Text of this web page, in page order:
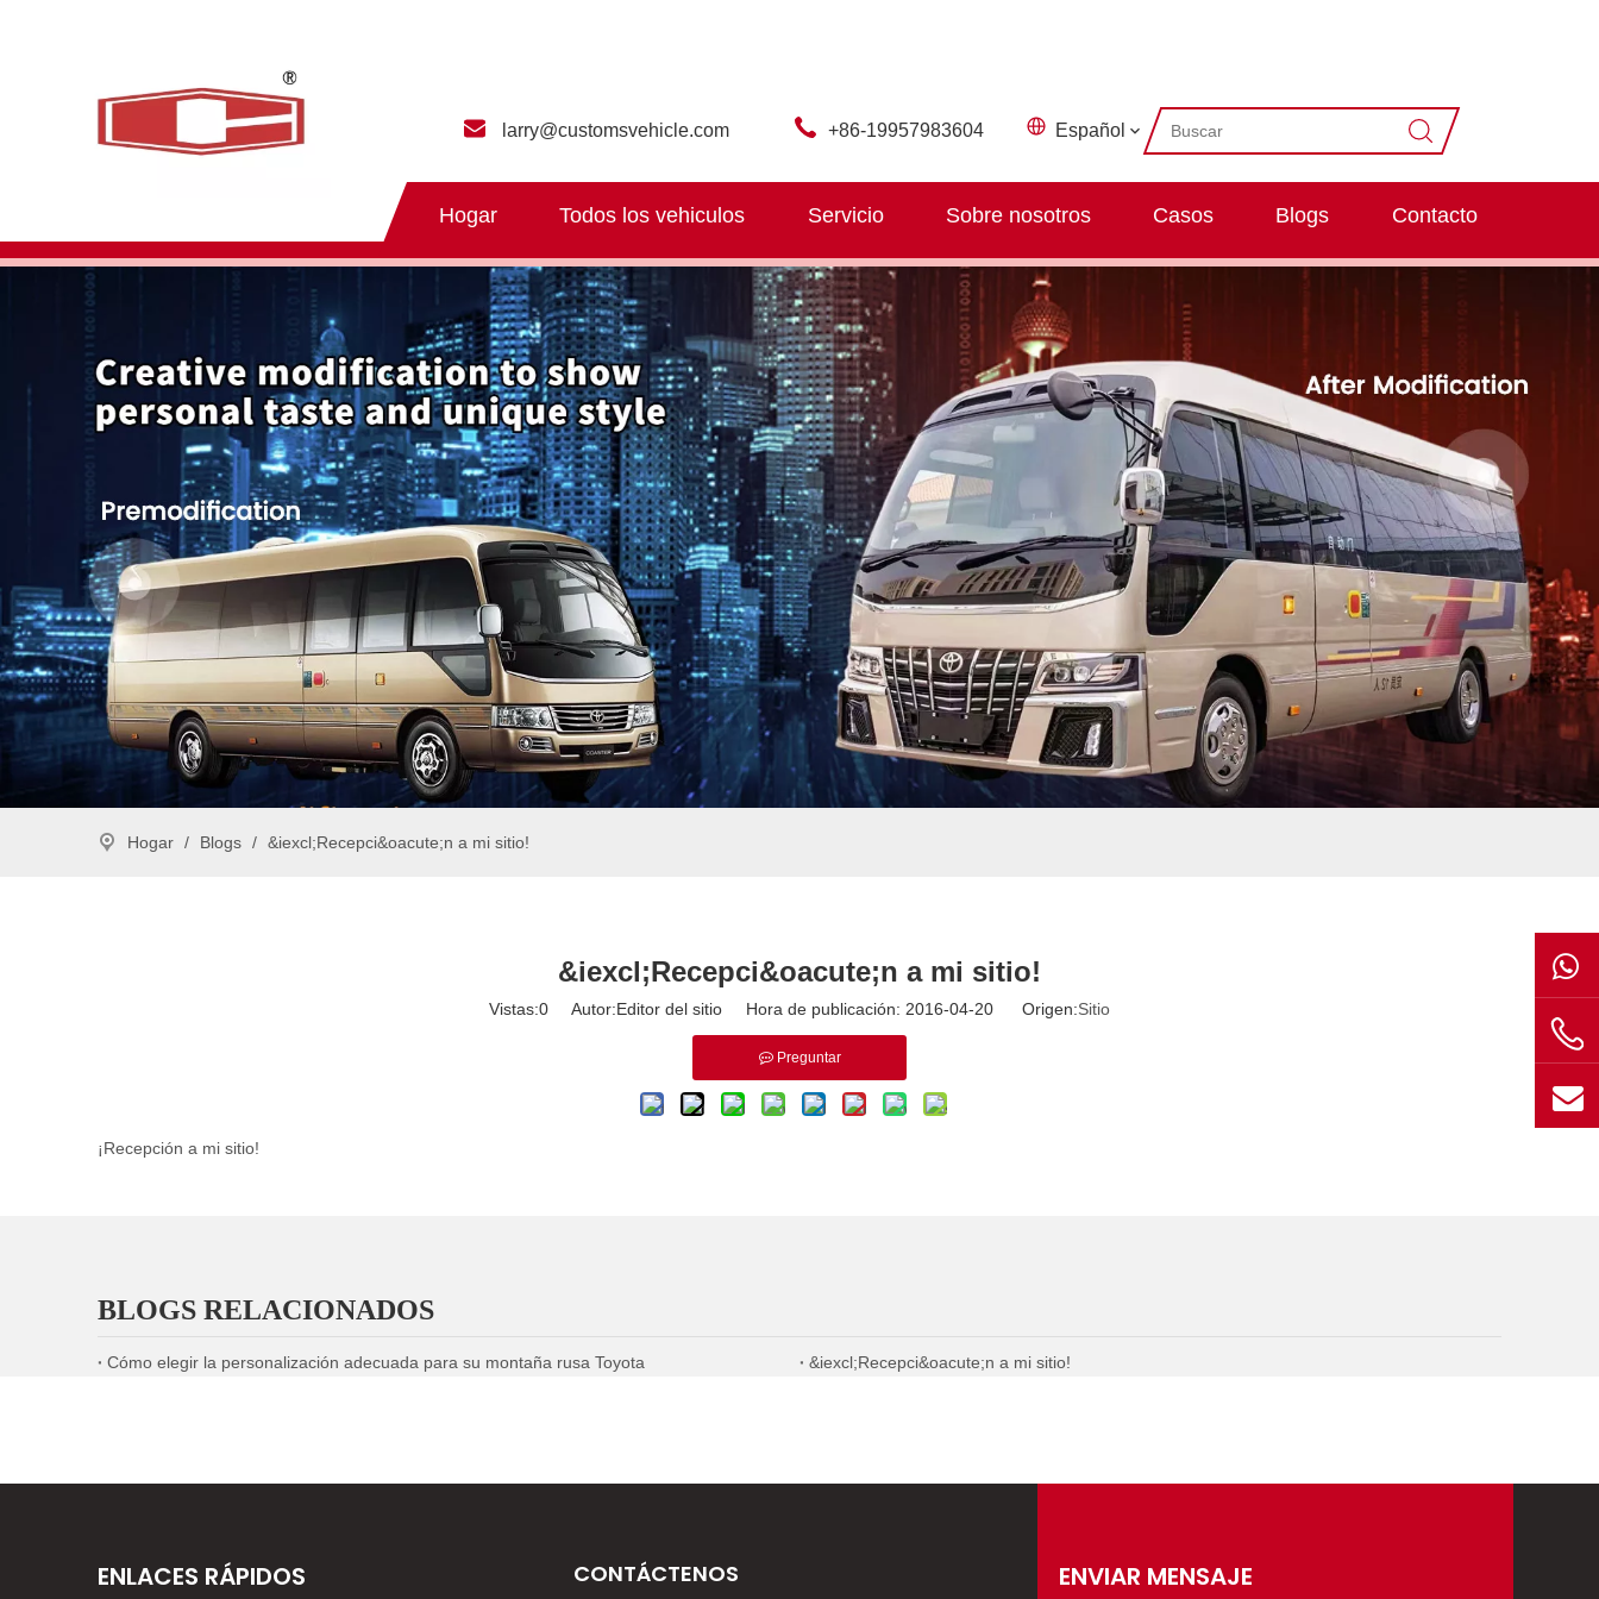
larry@customsvehicle.com +86-19957983604 Español
Hogar Todos los vehiculos Servicio Sobre nosotros Casos Blogs Contacto
Hogar / Blogs / &iexcl;Recepci&oacute;n a mi sitio!
&iexcl;Recepci&oacute;n a mi sitio!
Vistas:0 Autor:Editor del sitio Hora de publicación: 2016-04-20 Origen:Sitio
Preguntar
¡Recepción a mi sitio!
BLOGS RELACIONADOS
Cómo elegir la personalización adecuada para su montaña rusa Toyota &iexcl;Recepci&oacute;n a mi sitio!
ENLACES RÁPIDOS CONTÁCTENOS ENVIAR MENSAJE